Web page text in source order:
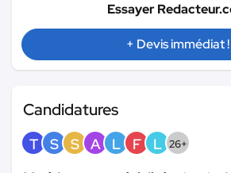
Essayer
+ Devis immédiat !
Candidatures
T S S A L F L 26+